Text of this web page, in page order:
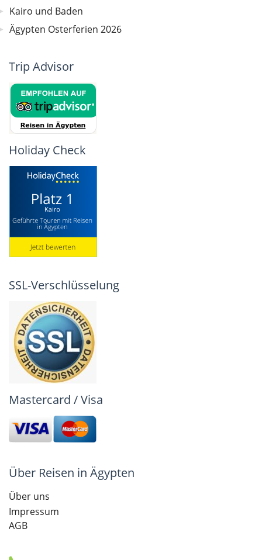
Kairo und Baden
Ägypten Osterferien 2026
Trip Advisor
Holiday Check
SSL-Verschlüsselung
Mastercard / Visa
Über Reisen in Ägypten
Über uns
Impressum
AGB